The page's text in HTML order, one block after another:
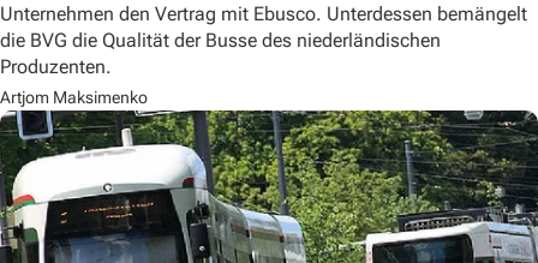
Unternehmen den Vertrag mit Ebusco. Unterdessen bemängelt
die BVG die Qualität der Busse des niederländischen
Produzenten.
Artjom Maksimenko